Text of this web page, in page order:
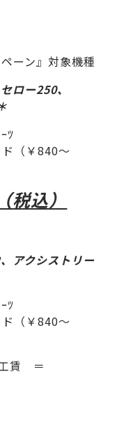
ーン』対象機種
ロー250、
ﾂ
（￥840～
税込）
アクシストリー
ﾂ
（￥840～
工賃 ＝